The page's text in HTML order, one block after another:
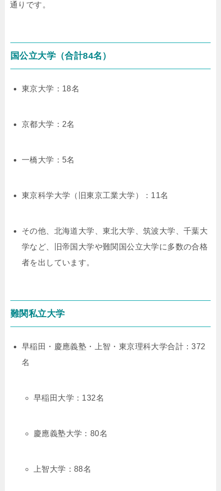
通りです。
国公立大学（合計84名）
東京大学：18名
京都大学：2名
一橋大学：5名
東京科学大学（旧東京工業大学）：11名
その他、北海道大学、東北大学、筑波大学、千葉大
学など、旧帝国大学や難関国公立大学に多数の合格
者を出しています。
難関私立大学
早稲田・慶應義塾・上智・東京理科大学合計：372
名
早稲田大学：132名
慶應義塾大学：80名
上智大学：88名